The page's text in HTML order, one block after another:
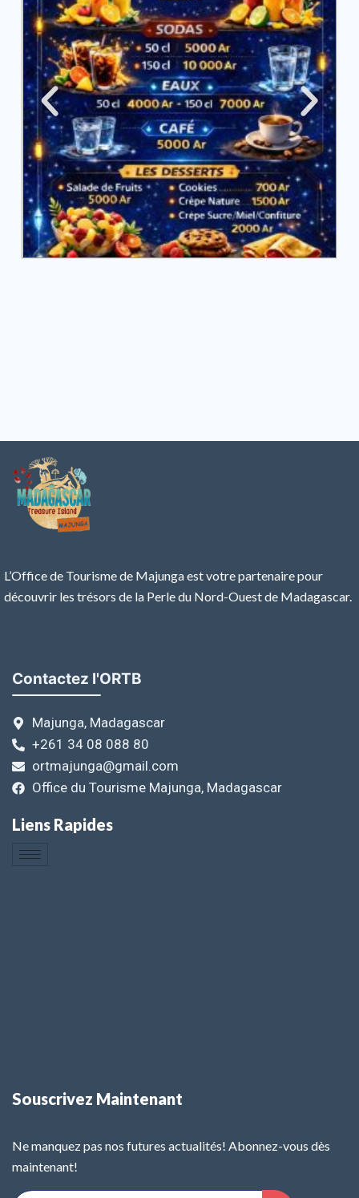
L’Office de Tourisme de Majunga est votre partenaire pour
découvrir les trésors de la Perle du Nord-Ouest de Madagascar.
Contactez l'ORTB
Majunga, Madagascar
+261 34 08 088 80
ortmajunga@gmail.com
Office du Tourisme Majunga, Madagascar
Liens Rapides
Souscrivez Maintenant
Ne manquez pas nos futures actualités! Abonnez-vous dès
maintenant!